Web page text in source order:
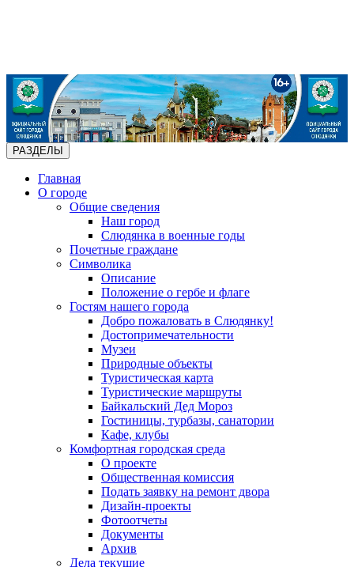
РАЗДЕЛЫ
Главная
О городе
Общие сведения
Наш город
Слюдянка в военные годы
Почетные граждане
Символика
Описание
Положение о гербе и флаге
Гостям нашего города
Добро пожаловать в Слюдянку!
Достопримечательности
Музеи
Природные объекты
Туристическая карта
Туристические маршруты
Байкальский Дед Мороз
Гостиницы, турбазы, санатории
Кафе, клубы
Комфортная городская среда
О проекте
Общественная комиссия
Подать заявку на ремонт двора
Дизайн-проекты
Фотоотчеты
Документы
Архив
Дела текущие